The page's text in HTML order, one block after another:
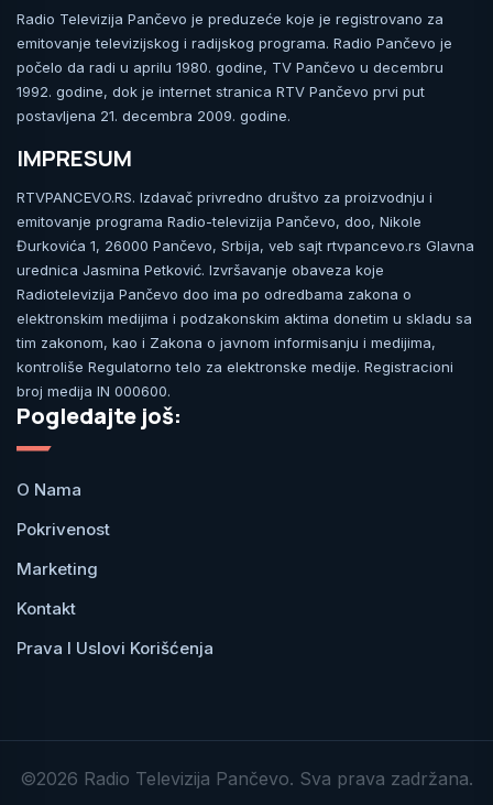
Radio Televizija Pančevo je preduzeće koje je registrovano za
emitovanje televizijskog i radijskog programa. Radio Pančevo je
počelo da radi u aprilu 1980. godine, TV Pančevo u decembru
1992. godine, dok je internet stranica RTV Pančevo prvi put
postavljena 21. decembra 2009. godine.
IMPRESUM
RTVPANCEVO.RS. Izdavač privredno društvo za proizvodnju i
emitovanje programa Radio-televizija Pančevo, doo, Nikole
Đurkovića 1, 26000 Pančevo, Srbija, veb sajt rtvpancevo.rs Glavna
urednica Jasmina Petković. Izvršavanje obaveza koje
Radiotelevizija Pančevo doo ima po odredbama zakona o
elektronskim medijima i podzakonskim aktima donetim u skladu sa
tim zakonom, kao i Zakona o javnom informisanju i medijima,
kontroliše Regulatorno telo za elektronske medije. Registracioni
broj medija IN 000600.
Pogledajte još:
O Nama
Pokrivenost
Marketing
Kontakt
Prava I Uslovi Korišćenja
©2026 Radio Televizija Pančevo. Sva prava zadržana.